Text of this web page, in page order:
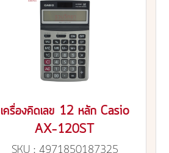
เครื่องคิดเลข 12 หลัก Casio
AX-120ST
SKU : 4971850187325